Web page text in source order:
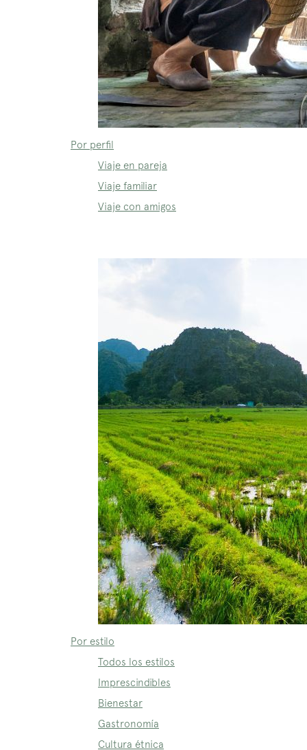
Por perfil
Viaje en pareja
Viaje familiar
Viaje con amigos
Por estilo
Todos los estilos
Imprescindibles
Bienestar
Gastronomía
Cultura étnica